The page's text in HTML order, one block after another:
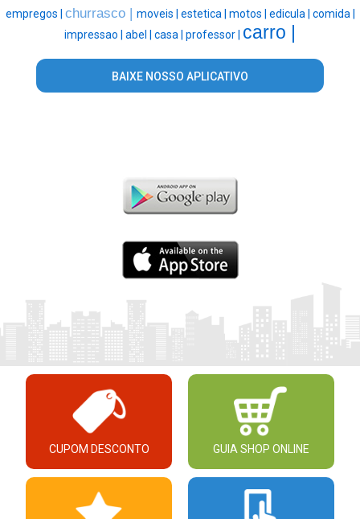
empregos | churrasco | moveis | estetica | motos | edicula | comida |
impressao | abel | casa | professor | carro |
BAIXE NOSSO APLICATIVO
CUPOM DESCONTO GUIA SHOP ONLINE